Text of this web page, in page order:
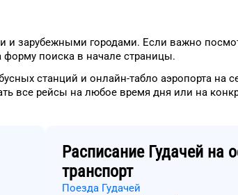
и зарубежными городами. Если важно
форму поиска в начале страницы.
станций и онлайн-табло аэропорта на
все рейсы на любое время дня или на
Расписание Гудачей на
транспорт
Поезда Гудачей